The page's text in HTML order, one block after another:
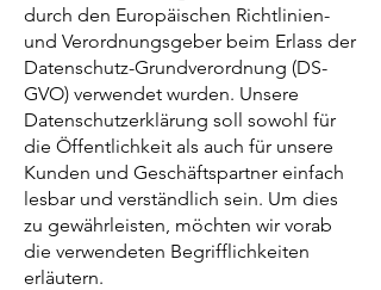
durch den Europäischen Richtlinien-
und Verordnungsgeber beim Erlass der
Datenschutz-Grundverordnung (DS-
GVO) verwendet wurden. Unsere
Datenschutzerklärung soll sowohl für
die Öffentlichkeit als auch für unsere
Kunden und Geschäftspartner einfach
lesbar und verständlich sein. Um dies
zu gewährleisten, möchten wir vorab
die verwendeten Begrifflichkeiten
erläutern.